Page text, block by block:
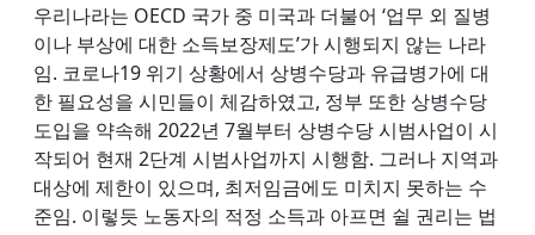
우리나라는 OECD 국가 중 미국과 더불어 ‘업무 외 질병
이나 부상에 대한 소득보장제도’가 시행되지 않는 나라
임. 코로나19 위기 상황에서 상병수당과 유급병가에 대
한 필요성을 시민들이 체감하였고, 정부 또한 상병수당
도입을 약속해 2022년 7월부터 상병수당 시범사업이 시
작되어 현재 2단계 시범사업까지 시행함. 그러나 지역과
대상에 제한이 있으며, 최저임금에도 미치지 못하는 수
준임. 이렇듯 노동자의 적정 소득과 아프면 쉴 권리는 법